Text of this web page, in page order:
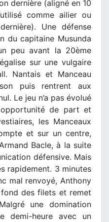
dernière (aligné en 10
comme ailier ou
Une défense
du capitaine Musunda
peu avant la 20ème
sur une vulgaire
Nantais et Manceau
puis rentrent aux
Le jeu n’a pas évolué
de part et
les Manceaux
et sur un centre,
Bacle, à la suite
défensive. Mais
rapidement. 3 minutes
mal renvoyé, Anthony
des filets et remet
une domination
demi-heure avec un